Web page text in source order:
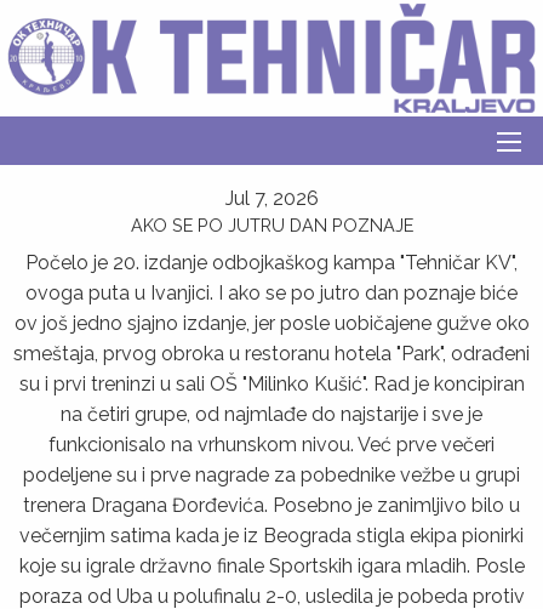
Jul 7, 2026
AKO SE PO JUTRU DAN POZNAJE
Počelo je 20. izdanje odbojkaškog kampa "Tehničar KV",
ovoga puta u Ivanjici. I ako se po jutro dan poznaje biće
ov još jedno sjajno izdanje, jer posle uobičajene gužve oko
smeštaja, prvog obroka u restoranu hotela "Park", odrađeni
su i prvi treninzi u sali OŠ "Milinko Kušić". Rad je koncipiran
na četiri grupe, od najmlađe do najstarije i sve je
funkcionisalo na vrhunskom nivou. Već prve večeri
podeljene su i prve nagrade za pobednike vežbe u grupi
trenera Dragana Đorđevića. Posebno je zanimljivo bilo u
večernjim satima kada je iz Beograda stigla ekipa pionirki
koje su igrale državno finale Sportskih igara mladih. Posle
poraza od Uba u polufinalu 2-0, usledila je pobeda protiv